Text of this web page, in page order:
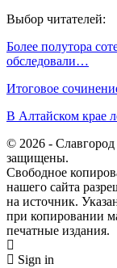
Выбор читателей:
Более полутора
обследовали…
Итоговое
В Алтайском крае
© 2026 - Славгород
защищены.
Свободное
нашего сайта
на источник.
при копировании
печатные издания.
Sign in